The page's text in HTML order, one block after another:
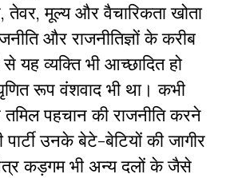
तेवर, मूल्य और वैचारिकता खोता
और राजनीतिज्ञों के करीब
यह व्यक्ति भी आच्छादित हो
रूप वंशवाद भी था। कभी
पहचान की राजनीति करने
उनके बेटे-बेटियों की जागीर
कड़गम भी अन्य दलों के जैसे